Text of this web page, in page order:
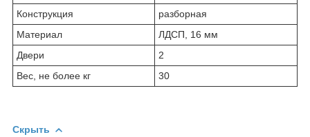
Конструкция
разборная
Материал
ЛДСП, 16 мм
Двери
2
Вес, не более кг
30
Скрыть